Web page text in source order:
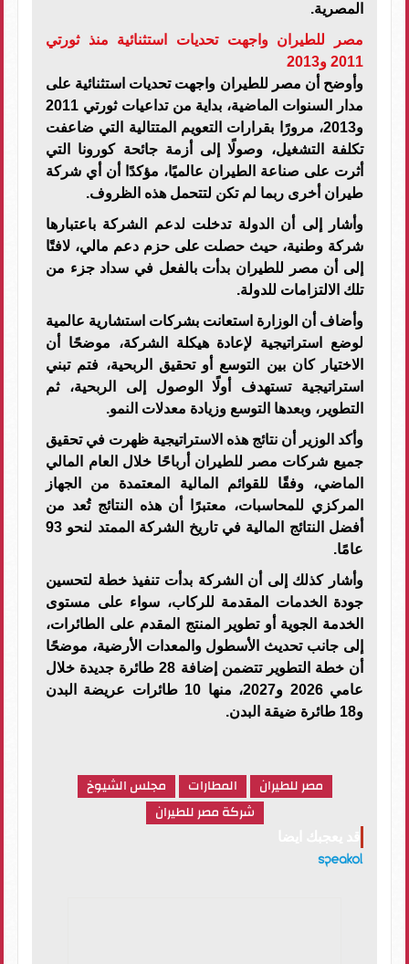
المصرية.
مصر للطيران واجهت تحديات استثنائية منذ ثورتي
2011 و2013
وأوضح أن مصر للطيران واجهت تحديات استثنائية على
مدار السنوات الماضية، بداية من تداعيات ثورتي 2011
و2013، مرورًا بقرارات التعويم المتتالية التي ضاعفت
تكلفة التشغيل، وصولًا إلى أزمة جائحة كورونا التي
أثرت على صناعة الطيران عالميًا، مؤكدًا أن أي شركة
طيران أخرى ربما لم تكن لتتحمل هذه الظروف.
وأشار إلى أن الدولة تدخلت لدعم الشركة باعتبارها
شركة وطنية، حيث حصلت على حزم دعم مالي، لافتًا
إلى أن مصر للطيران بدأت بالفعل في سداد جزء من
تلك الالتزامات للدولة.
وأضاف أن الوزارة استعانت بشركات استشارية عالمية
لوضع استراتيجية لإعادة هيكلة الشركة، موضحًا أن
الاختيار كان بين التوسع أو تحقيق الربحية، فتم تبني
استراتيجية تستهدف أولًا الوصول إلى الربحية، ثم
التطوير، وبعدها التوسع وزيادة معدلات النمو.
وأكد الوزير أن نتائج هذه الاستراتيجية ظهرت في تحقيق
جميع شركات مصر للطيران أرباحًا خلال العام المالي
الماضي، وفقًا للقوائم المالية المعتمدة من الجهاز
المركزي للمحاسبات، معتبرًا أن هذه النتائج تُعد من
أفضل النتائج المالية في تاريخ الشركة الممتد لنحو 93
عامًا.
وأشار كذلك إلى أن الشركة بدأت تنفيذ خطة لتحسين
جودة الخدمات المقدمة للركاب، سواء على مستوى
الخدمة الجوية أو تطوير المنتج المقدم على الطائرات،
إلى جانب تحديث الأسطول والمعدات الأرضية، موضحًا
أن خطة التطوير تتضمن إضافة 28 طائرة جديدة خلال
عامي 2026 و2027، منها 10 طائرات عريضة البدن
و18 طائرة ضيقة البدن.
مصر للطيران المطارات
مجلس الشيوخ
شركة مصر للطيران